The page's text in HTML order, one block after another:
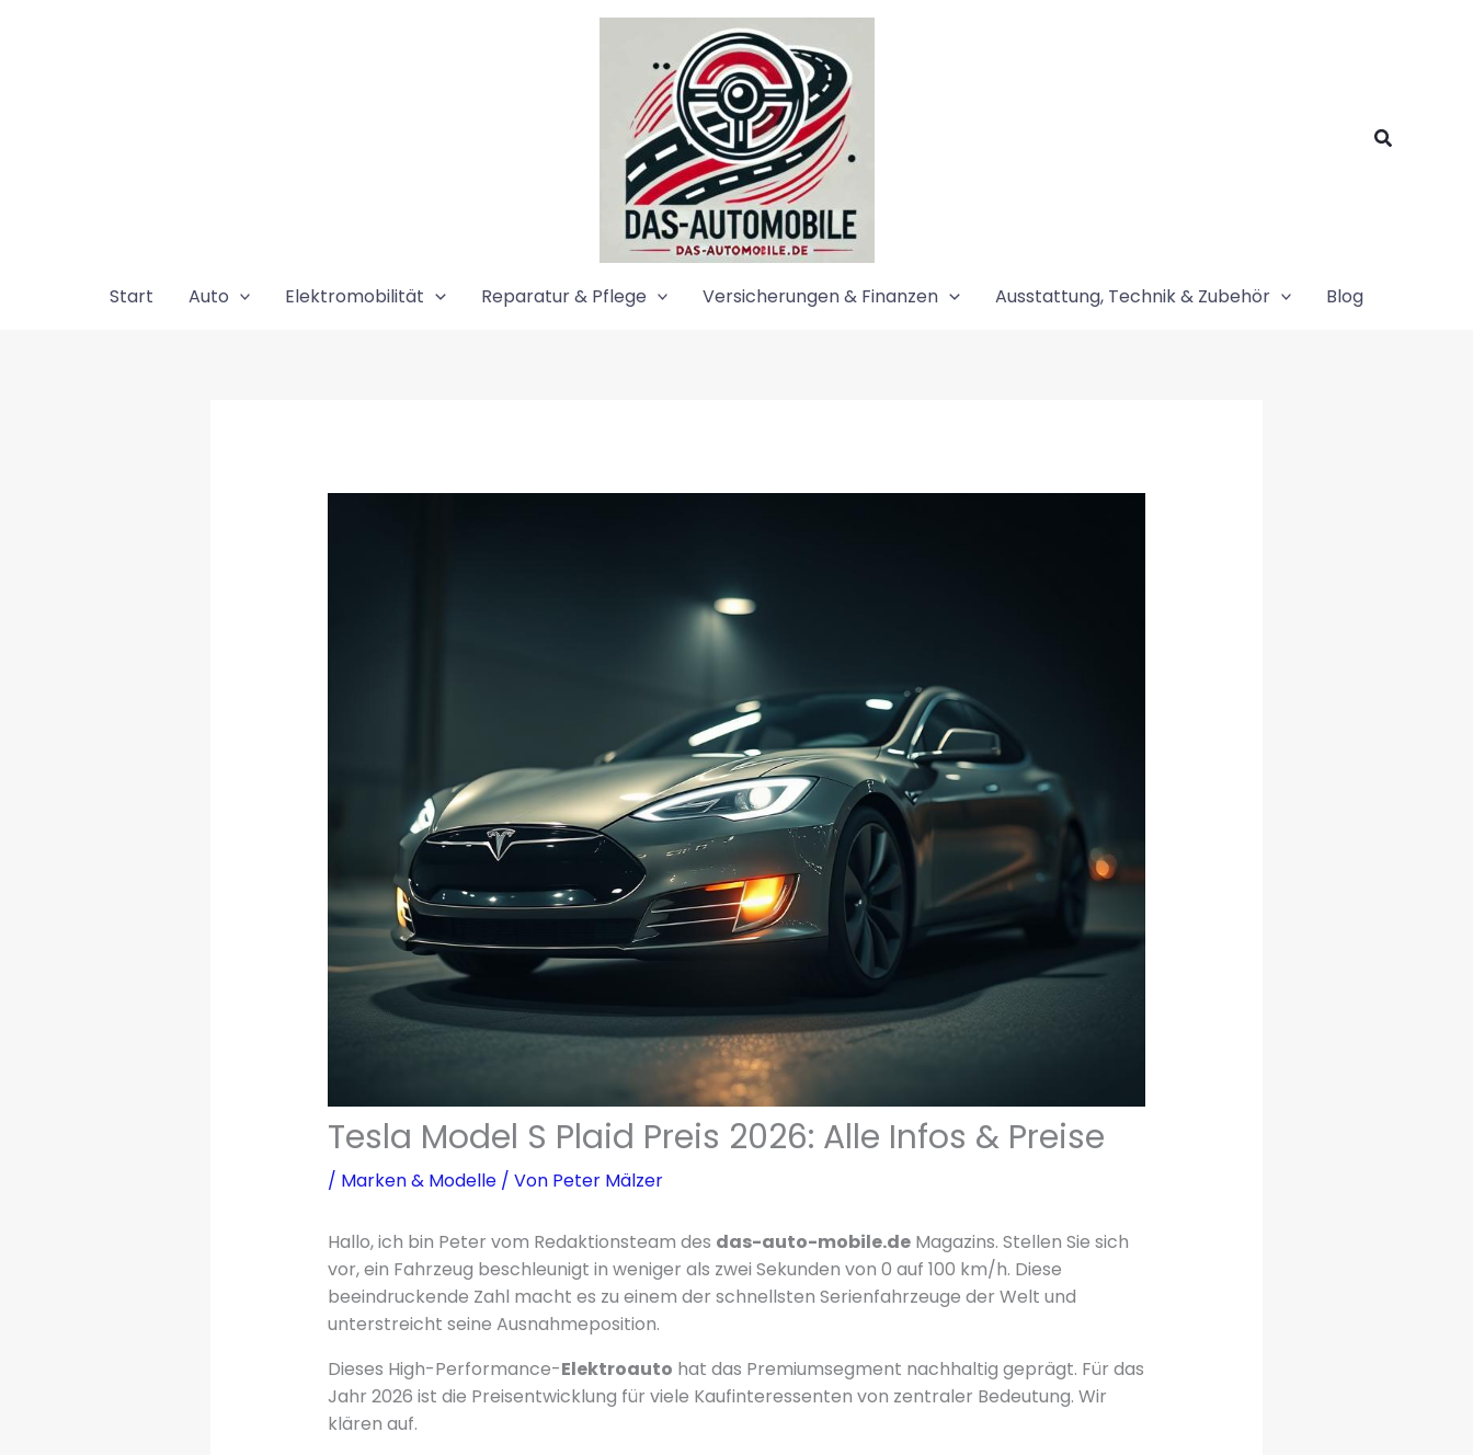
Suchen
Start Auto Elektromobilität Reparatur & Pflege Versicherungen & Finanzen Ausstattung, Technik & Zubehör Blog
Tesla Model S Plaid Preis 2026: Alle Infos & Preise
/ Marken & Modelle/ Von Peter Mälzer
Hallo, ich bin Peter vom Redaktionsteam des das-auto-mobile.deMagazins. Stellen Sie sich
vor, ein Fahrzeug beschleunigt in weniger als zwei Sekunden von 0 auf 100 km/h. Diese
beeindruckende Zahl macht es zu einem der schnellsten Serienfahrzeuge der Welt und
unterstreicht seine Ausnahmeposition.
Dieses High-Performance-Elektroauto hat das Premiumsegment nachhaltig geprägt. Für das
Jahr 2026 ist die Preisentwicklung für viele Kaufinteressenten von zentraler Bedeutung. Wir
klären auf.